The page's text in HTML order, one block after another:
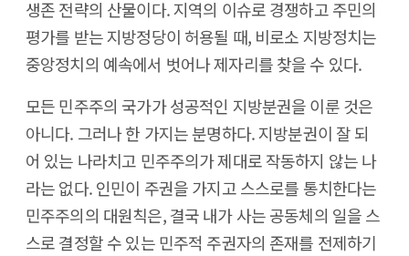
생존 전략의 산물이다. 지역의 이슈로 경쟁하고 주민의
평가를 받는 지방정당이 허용될 때, 비로소 지방정치는
중앙정치의 예속에서 벗어나 제자리를 찾을 수 있다.
모든 민주주의 국가가 성공적인 지방분권을 이룬 것은
아니다. 그러나 한 가지는 분명하다. 지방분권이 잘 되
어 있는 나라치고 민주주의가 제대로 작동하지 않는 나
라는 없다. 인민이 주권을 가지고 스스로를 통치한다는
민주주의의 대원칙은, 결국 내가 사는 공동체의 일을 스
스로 결정할 수 있는 민주적 주권자의 존재를 전제하기